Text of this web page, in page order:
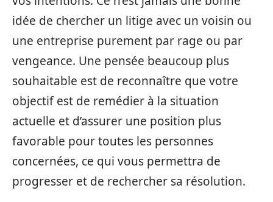
idée de chercher un litige avec un voisin ou
une entreprise purement par rage ou par
vengeance. Une pensée beaucoup plus
souhaitable est de reconnaître que votre
objectif est de remédier à la situation
actuelle et d’assurer une position plus
favorable pour toutes les personnes
concernées, ce qui vous permettra de
progresser et de rechercher sa résolution.